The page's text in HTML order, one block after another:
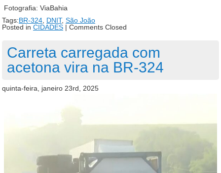
Fotografia: ViaBahia
Tags:BR-324 DNIT, São João
Posted in CIDADES | Comments Closed
Carreta carregada com
acetona vira na BR-324
quinta-feira, janeiro 23rd, 2025